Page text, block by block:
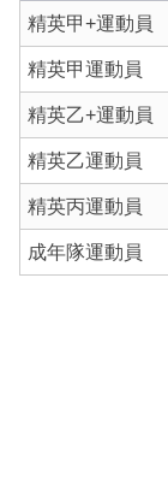
精英甲+運動員
精英甲運動員
精英乙+運動員
精英乙運動員
精英丙運動員
成年隊運動員